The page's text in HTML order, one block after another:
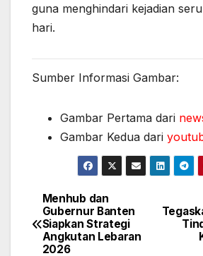
guna menghindari kejadian
hari.
Sumber Informasi Gambar:
Gambar Pertama dari
Gambar Kedua dari
Post
navigation
Menhub dan
Gubernur Banten
Siapkan Strategi
Angkutan Lebaran
2026